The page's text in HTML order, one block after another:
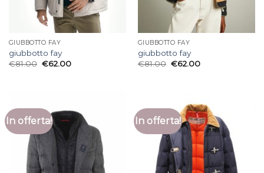
GIUBBOTTO FAY
giubbotto fay
€81.00 €62.00
GIUBBOTTO FAY
giubbotto fay
€81.00 €62.00
In offerta! In offerta!